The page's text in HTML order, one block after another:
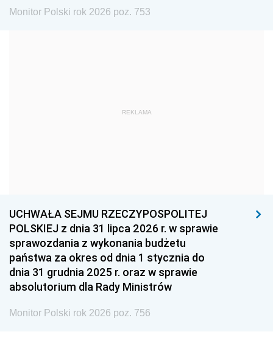
1975 1974
1959
1939 1938 1937
1936 1930
Monitor Polski rok 2026 poz. 753
REKLAMA
UCHWAŁA SEJMU RZECZYPOSPOLITEJ
POLSKIEJ z dnia 31 lipca 2026 r. w sprawie
sprawozdania z wykonania budżetu
państwa za okres od dnia 1 stycznia do
dnia 31 grudnia 2025 r. oraz w sprawie
absolutorium dla Rady Ministrów
Monitor Polski rok 2026 poz. 756